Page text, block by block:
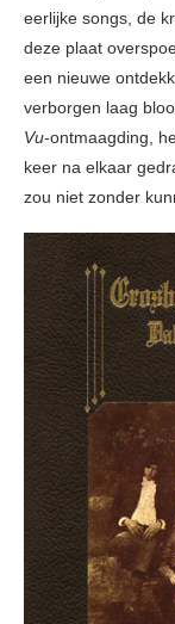
eerlijke songs, de
deze plaat
een nieuwe
verborgen laag
Vu-ontmaagding,
keer na elkaar
zou niet zonder